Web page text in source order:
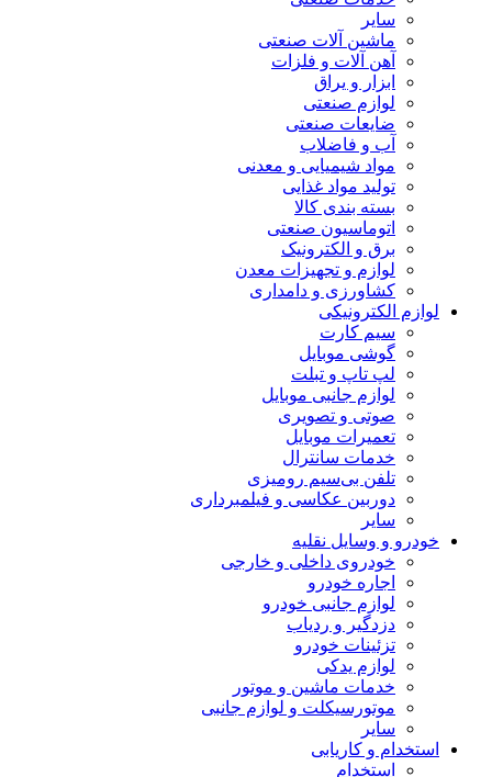
سایر
ماشین آلات صنعتی
آهن آلات و فلزات
ابزار و یراق
لوازم صنعتی
ضایعات صنعتی
آب و فاضلاب
مواد شیمیایی و معدنی
تولید مواد غذایی
بسته بندی کالا
اتوماسیون صنعتی
برق و الکترونیک
لوازم و تجهیزات معدن
کشاورزی و دامداری
لوازم الکترونیکی
سیم کارت
گوشی موبایل
لپ تاپ و تبلت
لوازم جانبی موبایل
صوتی و تصویری
تعمیرات موبایل
خدمات سانترال
تلفن بی‌سیم رومیزی
دوربین عکاسی و فیلمبرداری
سایر
خودرو و وسایل نقلیه
خودروی داخلی و خارجی
اجاره خودرو
لوازم جانبی خودرو
دزدگیر و ردیاب
تزئینات خودرو
لوازم یدکی
خدمات ماشین و موتور
موتورسیکلت و لوازم جانبی
سایر
استخدام و کاریابی
استخدام